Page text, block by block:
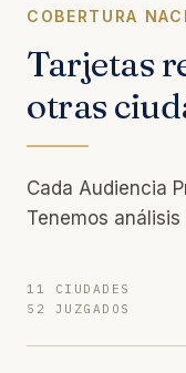
COBERTURA
Tarjetas
otras
Cada Audiencia
Tenemos
11 CIUDADES
52 JUZGADOS